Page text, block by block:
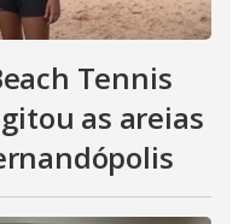
Tennis
as areias